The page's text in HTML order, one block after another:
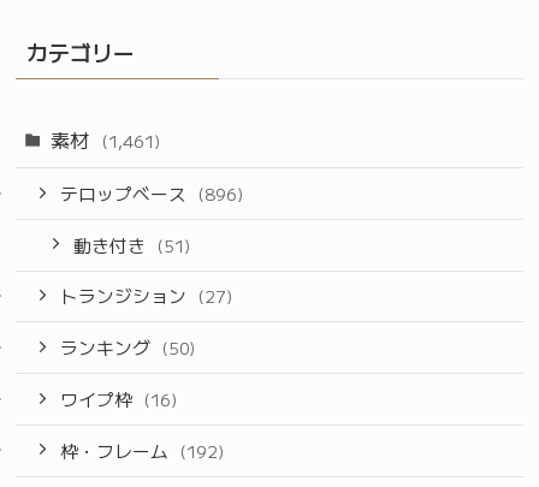
カテゴリー
素材 (1,461)
テロップベース (896)
動き付き (51)
トランジション (27)
ランキング (50)
ワイプ枠 (16)
枠・フレーム (192)